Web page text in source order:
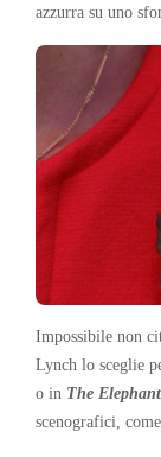
azzurra su uno
Impossibile non
Lynch lo sceglie
o in The
scenografici,